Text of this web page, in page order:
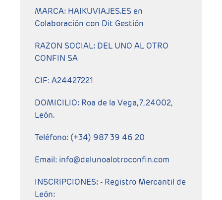
MARCA: HAIKUVIAJES.ES en
Colaboración con Dit Gestión
RAZON SOCIAL: DEL UNO AL OTRO
CONFIN SA
CIF: A24427221
DOMICILIO: Roa de la Vega, 7, 24002,
León.
Teléfono: (+34) 987 39 46 20
Email: info@delunoalotroconfin.com
INSCRIPCIONES: - Registro Mercantil de
León: